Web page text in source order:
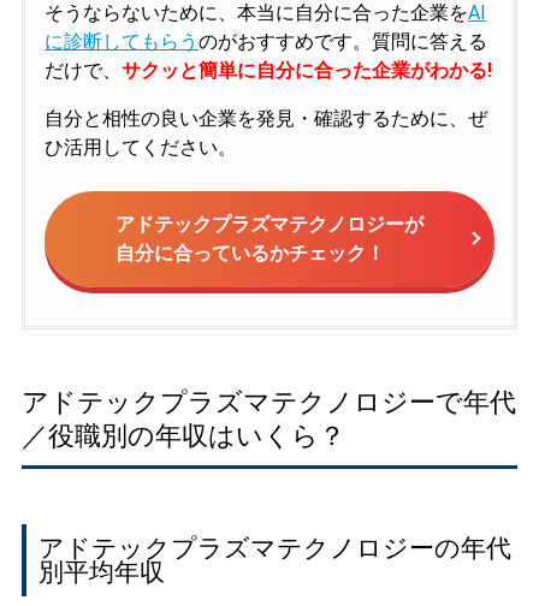
そうならないために、本当に自分に合った企業をAI
に診断してもらう のがおすすめです。質問に答える
だけで、 サクッと簡単に自分に合った企業がわかる!
自分と相性の良い企業を発見・確認するために、ぜ
ひ活用してください。
アドテックプラズマテクノロジーが
自分に合っているかチェック！
アドテックプラズマテクノロジーで年代
／役職別の年収はいくら？
アドテックプラズマテクノロジーの年代
別平均年収